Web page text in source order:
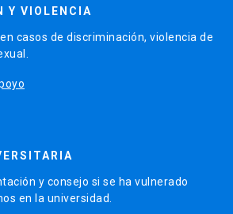
Y VIOLENCIA
casos de discriminación, violencia de
y consejo si se ha vulnerado
en la universidad.